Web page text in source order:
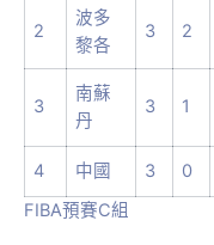
2
波多
黎各
3 2
3
南蘇
丹
3 1
4 中國 3 0
FIBA預賽C組